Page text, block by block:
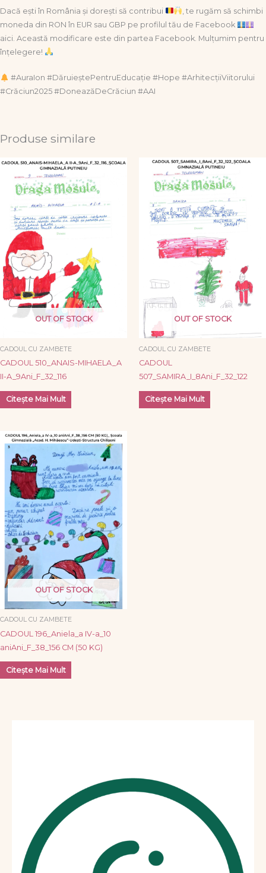
Dacă ești în România și dorești să contribui
, te rugăm să schimbi
moneda din RON în EUR sau GBP pe profilul tău de Facebook
aici. Această modificare este din partea Facebook. Mulțumim pentru
înțelegere!
#AuraIon #DăruieștePentruEducație #Hope #ArhitecțiiViitorului
#Crăciun2025 #DoneazăDeCrăciun #AAI
Produse similare
OUT OF STOCK
CADOUL CU ZAMBETE
CADOUL 510_ANAIS-MIHAELA_A
II-A_9Ani_F_32_116
Citește Mai Mult
OUT OF STOCK
CADOUL CU ZAMBETE
CADOUL
507_SAMIRA_I_8Ani_F_32_122
Citește Mai Mult
OUT OF STOCK
CADOUL CU ZAMBETE
CADOUL 196_Aniela_a IV-a_10
aniAni_F_38_156 CM (50 KG)
Citește Mai Mult